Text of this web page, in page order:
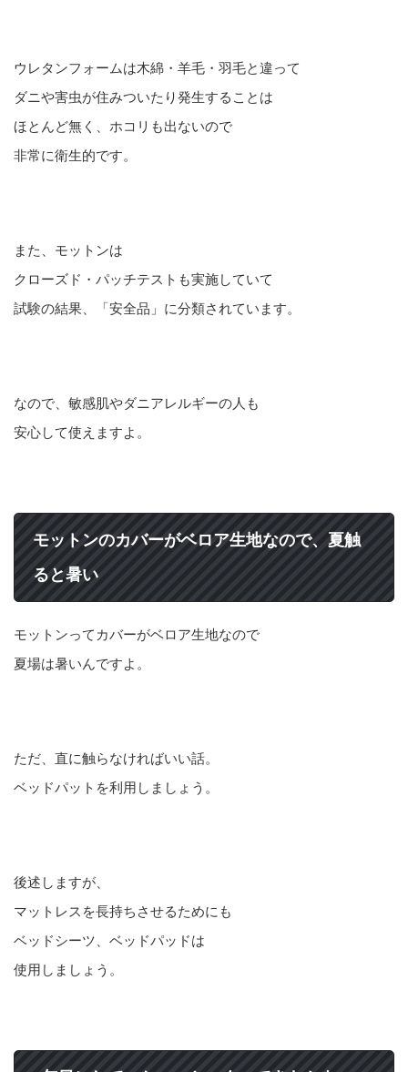
ウレタンフォームは木綿・羊毛・羽毛と違って
ダニや害虫が住みついたり発生することは
ほとんど無く、ホコリも出ないので
非常に衛生的です。
また、モットンは
クローズド・パッチテストも実施していて
試験の結果、「安全品」に分類されています。
なので、敏感肌やダニアレルギーの人も
安心して使えますよ。
モットンのカバーがベロア生地なので、夏触
ると暑い
モットンってカバーがベロア生地なので
夏場は暑いんですよ。
ただ、直に触らなければいい話。
ベッドパットを利用しましょう。
後述しますが、
マットレスを長持ちさせるためにも
ベッドシーツ、ベッドパッドは
使用しましょう。